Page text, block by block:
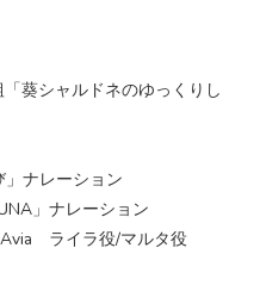
葵シャルドネのゆっくりし
ナレーション
」ナレーション
ライラ役/マルタ役